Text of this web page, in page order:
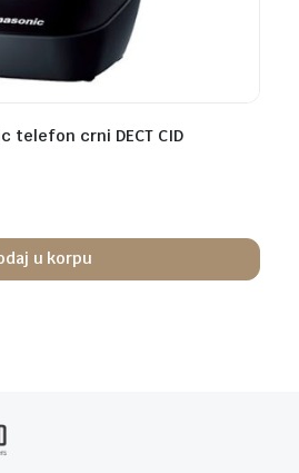
telefon crni DECT CID
u korpu